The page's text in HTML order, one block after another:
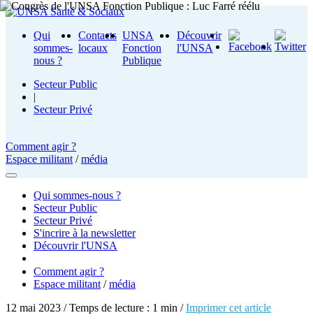
Qui
sommes-
nous ?
Contacts
locaux
UNSA
Fonction
Publique
Découvrir
l'UNSA
Secteur Public
|
Secteur Privé
Comment agir ?
Espace militant /média
Qui sommes-nous ?
Secteur Public
Secteur Privé
S'incrire à la newsletter
Découvrir l'UNSA
Comment agir ?
Espace militant /média
12 mai 2023 / Temps de lecture : 1 min /Imprimer cet article